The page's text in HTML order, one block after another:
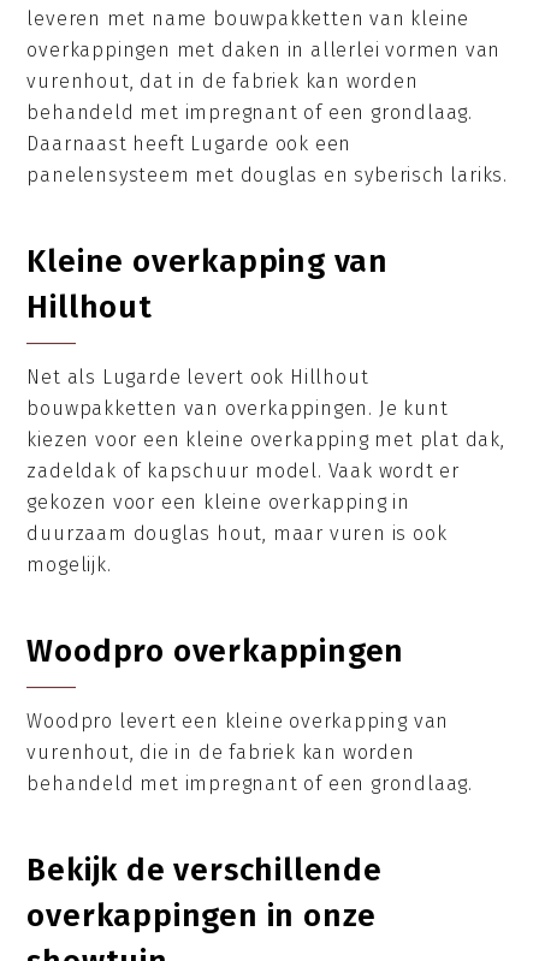
leveren met name bouwpakketten van kleine
overkappingen met daken in allerlei vormen van
vurenhout, dat in de fabriek kan worden
behandeld met impregnant of een grondlaag.
Daarnaast heeft Lugarde ook een
panelensysteem met douglas en syberisch lariks.
Kleine overkapping van
Hillhout
Net als Lugarde levert ook Hillhout
bouwpakketten van overkappingen. Je kunt
kiezen voor een kleine overkapping met plat dak,
zadeldak of kapschuur model. Vaak wordt er
gekozen voor een kleine overkapping in
duurzaam douglas hout, maar vuren is ook
mogelijk.
Woodpro overkappingen
Woodpro levert een kleine overkapping van
vurenhout, die in de fabriek kan worden
behandeld met impregnant of een grondlaag.
Bekijk de verschillende
overkappingen in onze